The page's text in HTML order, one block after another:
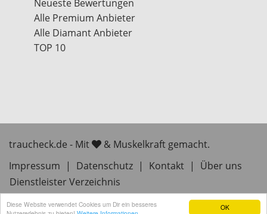
OK
Diese Website verwendet Cookies um Dir ein besseres
Neueste Bewertungen
Alle Premium Anbieter
Alle Diamant Anbieter
TOP 10
traucheck.de - Mit
& Muskelkraft gemacht.
Impressum
| Datenschutz | Kontakt |
Über uns
Dienstleister Verzeichnis